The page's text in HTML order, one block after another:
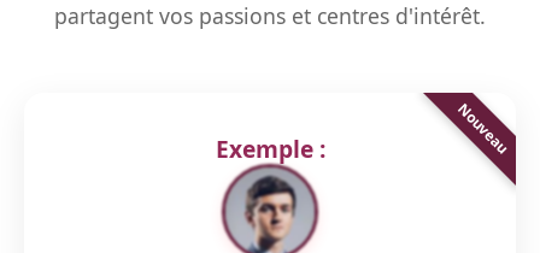
partagent vos passions et centres d'intérêt.
Exemple :